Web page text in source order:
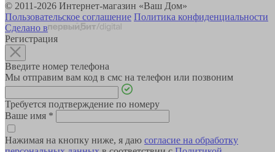
© 2011-2026 Интернет-магазин «Ваш Дом»
Пользовательское соглашение Политика конфиденциальности
Сделано в
Регистрация
Введите номер телефона
Мы отправим вам код в смс на телефон или позвоним
Требуется подтверждение по номеру
Ваше имя *
Нажимая на кнопку ниже, я даю согласие на обработку